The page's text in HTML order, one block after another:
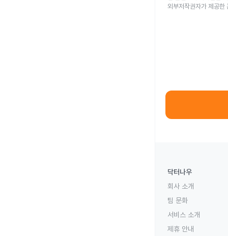
외부저작권자가 제공한
닥터나우
회사 소개
팀 문화
서비스 소개
제휴 안내